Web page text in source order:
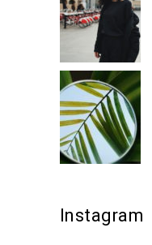
Instagram